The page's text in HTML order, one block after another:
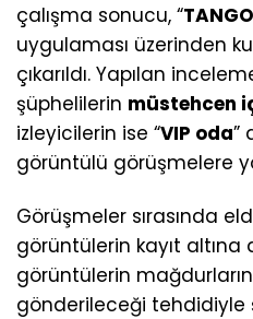
çalışma sonucu, “TANGO
uygulaması üzerinden
çıkarıldı. Yapılan
şüphelilerin müstehcen
izleyicilerin ise “VIP oda”
görüntülü görüşmelere
Görüşmeler sırasında
görüntülerin kayıt altına
görüntülerin mağdurların
gönderileceği tehdidiyle